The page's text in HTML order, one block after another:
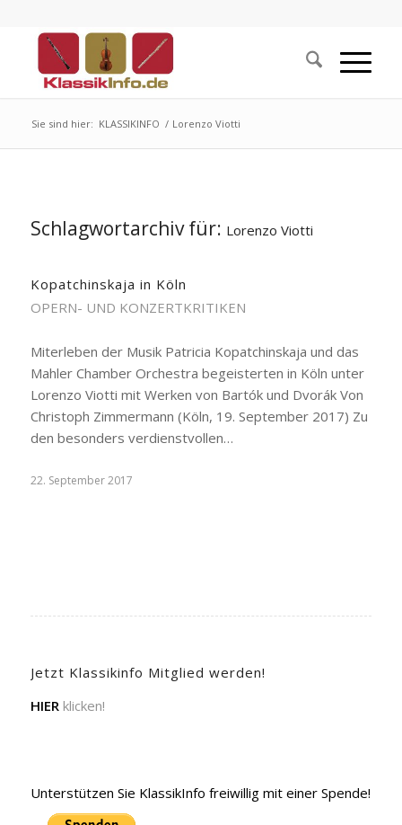
Sie sind hier: KLASSIKINFO / Lorenzo Viotti
Schlagwortarchiv für: Lorenzo Viotti
Kopatchinskaja in Köln
OPERN- UND KONZERTKRITIKEN
Miterleben der Musik Patricia Kopatchinskaja und das
Mahler Chamber Orchestra begeisterten in Köln unter
Lorenzo Viotti mit Werken von Bartók und Dvorák Von
Christoph Zimmermann (Köln, 19. September 2017) Zu
den besonders verdienstvollen…
22. September 2017
Jetzt Klassikinfo Mitglied werden!
HIER klicken!
Unterstützen Sie KlassikInfo freiwillig mit einer Spende!